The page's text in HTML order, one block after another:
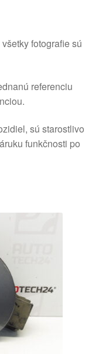
fotografie sú
referenciu
sú starostlivo
funkčnosti po